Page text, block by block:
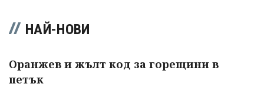
НАЙ-НОВИ
Оранжев и жълт код за горещини в
петък